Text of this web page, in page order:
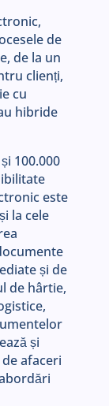
de
de la un
clienți,
cu
hibride
100.000
este
la cele
și de
de hârtie,
și
afaceri